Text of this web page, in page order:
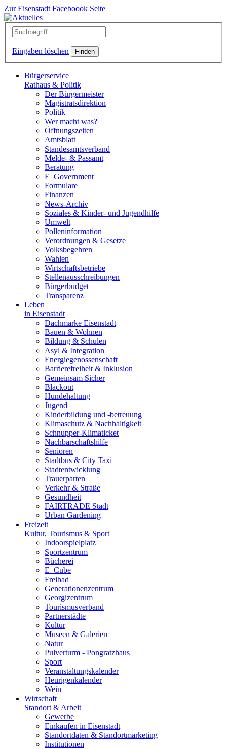
Zur Eisenstadt Faceboook Seite
Eingaben löschen
Bürgerservice
Rathaus & Politik
Der Bürgermeister
Magistratsdirektion
Politik
Wer macht was?
Öffnungszeiten
Amtsblatt
Standesamtsverband
Melde- & Passamt
Beratung
E_Government
Formulare
Finanzen
News-Archiv
Soziales & Kinder- und Jugendhilfe
Umwelt
Polleninformation
Verordnungen & Gesetze
Volksbegehren
Wahlen
Wirtschaftsbetriebe
Stellenausschreibungen
Bürgerbudget
Transparenz
Leben
in Eisenstadt
Dachmarke Eisenstadt
Bauen & Wohnen
Bildung & Schulen
Asyl & Integration
Energiegenossenschaft
Barrierefreiheit & Inklusion
Gemeinsam Sicher
Blackout
Hundehaltung
Jugend
Kinderbildung und -betreuung
Klimaschutz & Nachhaltigkeit
Schnupper-Klimaticket
Nachbarschaftshilfe
Senioren
Stadtbus & City Taxi
Stadtentwicklung
Trauerparten
Verkehr & Straße
Gesundheit
FAIRTRADE Stadt
Urban Gardening
Freizeit
Kultur, Tourismus & Sport
Indoorspielplatz
Sportzentrum
Bücherei
E_Cube
Freibad
Generationenzentrum
Georgizentrum
Tourismusverband
Partnerstädte
Kultur
Museen & Galerien
Natur
Pulverturm - Pongratzhaus
Sport
Veranstaltungskalender
Heurigenkalender
Wein
Wirtschaft
Standort & Arbeit
Gewerbe
Einkaufen in Eisenstadt
Standortdaten & Standortmarketing
Institutionen